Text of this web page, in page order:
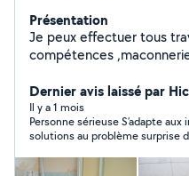
Présentation
Je peux effectuer tous
compétences
gratuit, travail soigné.
Dernier avis laissé par
Il y a 1 mois
Personne sérieuse S’adapte aux imprévu et trouve des
solutions au problème surprise